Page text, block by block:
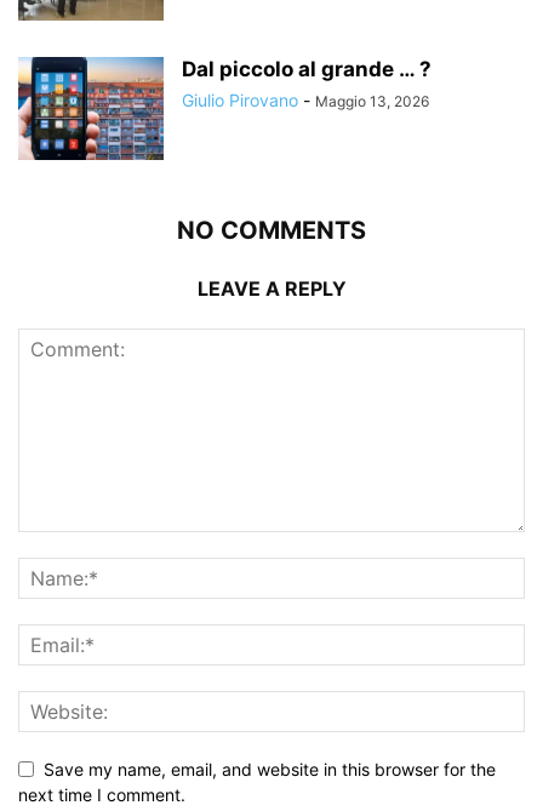
Dal piccolo al grande … ?
Giulio Pirovano - Maggio 13, 2026
NO COMMENTS
LEAVE A REPLY
Save my name, email, and website in this browser for the
next time I comment.